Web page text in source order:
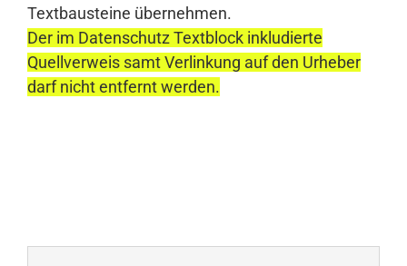
Textbausteine übernehmen.
Der im Datenschutz Textblock inkludierte
Quellverweis samt Verlinkung auf den Urheber
darf nicht entfernt werden.